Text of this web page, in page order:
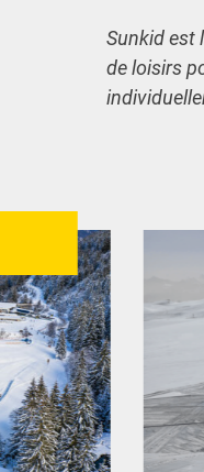
Sunkid est
de loisirs